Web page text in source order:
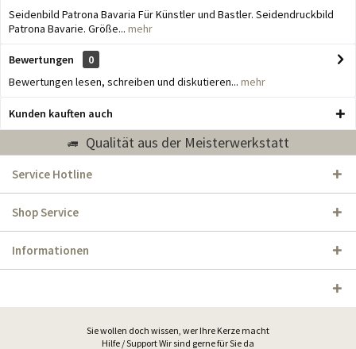
Seidenbild Patrona Bavaria Für Künstler und Bastler. Seidendruckbild
Patrona Bavarie. Größe... mehr
Bewertungen
0
Bewertungen lesen, schreiben und diskutieren... mehr
Kunden kauften auch
Qualität aus der Meisterwerkstatt
Service Hotline
Shop Service
Informationen
Sie wollen doch wissen, wer Ihre Kerze macht
Hilfe / Support Wir sind gerne für Sie da